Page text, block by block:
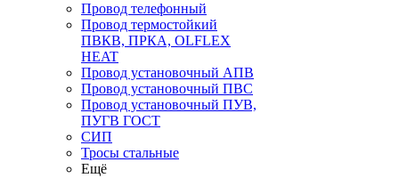
Провод телефонный
Провод термостойкий
ПВКВ, ПРКА, OLFLEX
HEAT
Провод установочный АПВ
Провод установочный ПВС
Провод установочный ПУВ,
ПУГВ ГОСТ
СИП
Тросы стальные
Ещё